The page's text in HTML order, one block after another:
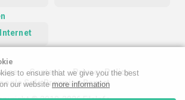
Contact
Privacy Policy
Safe Browsing Report
to ensure that we give you the best
our website more information